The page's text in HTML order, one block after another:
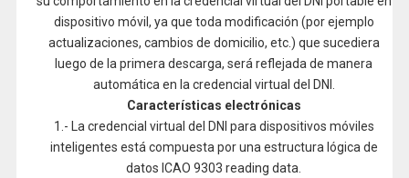
dispositivo móvil, ya que toda modificación (por ejemplo
actualizaciones, cambios de domicilio, etc.) que sucediera
luego de la primera descarga, será reflejada de manera
automática en la credencial virtual del DNI.
Características electrónicas
1.- La credencial virtual del DNI para dispositivos móviles
inteligentes está compuesta por una estructura lógica de
datos ICAO 9303 reading data.